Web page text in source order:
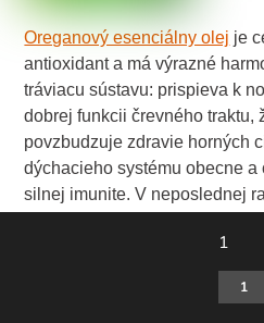
Oreganový esenciálny olej je
antioxidant a má výrazné
tráviacu sústavu: prispieva k
dobrej funkcii črevného traktu,
povzbudzuje zdravie horných
dýchacieho systému obecne
silnej imunite. V neposlednej
tlak, prospieva ženám pri
duševný výkon i spánok. Na
1
1